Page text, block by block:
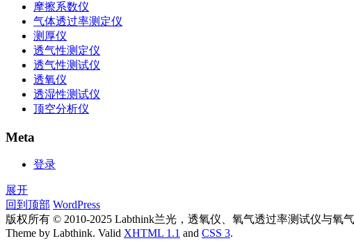
摩擦系数仪
气体透过率测定仪
测厚仪
透气性测定仪
透气性测试仪
透氧仪
透湿性测试仪
顶空分析仪
Meta
登录
展开
回到顶部 WordPress
版权所有 © 2010-2025 Labthink兰光，透氧仪、氧气透过率测试仪与氧
Theme by Labthink. Valid XHTML 1.1 and CSS 3.